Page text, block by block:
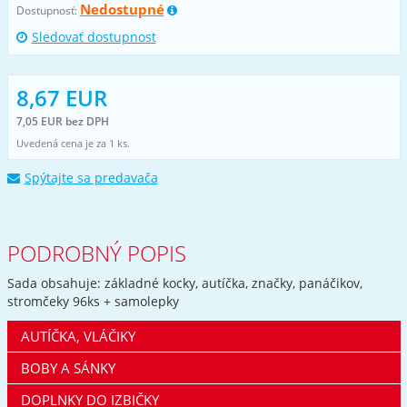
Dostupnosť: Nedostupné
Sledovať dostupnost
8,67 EUR
7,05 EUR bez DPH
Uvedená cena je za 1 ks.
Spýtajte sa predavača
PODROBNÝ POPIS
Sada obsahuje: základné kocky, autíčka, značky, panáčikov,
stromčeky 96ks + samolepky
AUTÍČKA, VLÁČIKY
BOBY A SÁNKY
DOPLNKY DO IZBIČKY